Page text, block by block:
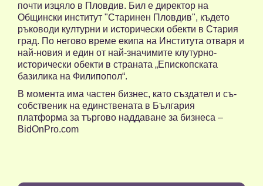
почти изцяло в Пловдив. Бил е директор на
Общински институт "Старинен Пловдив", където
ръководи културни и исторически обекти в Стария
град. По негово време екипа на Института отваря и
най-новия и един от най-значимите клутурно-
исторически обекти в страната „Епископската
базилика на Филипопол“.
В момента има частен бизнес, като създател и съ-
собственик на единствената в България
платформа за търгово наддаване за бизнеса –
BidOnPro.com